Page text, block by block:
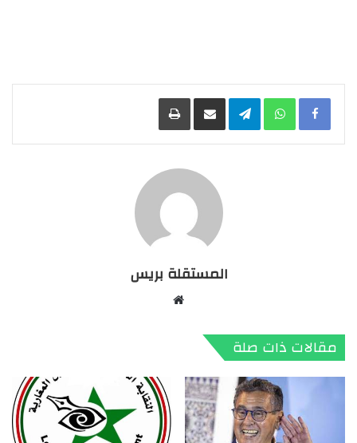
Facebook
WhatsApp
Telegramمشاركة عبر البريد طباعة
المستقلة بريس
مقالات ذات صلة